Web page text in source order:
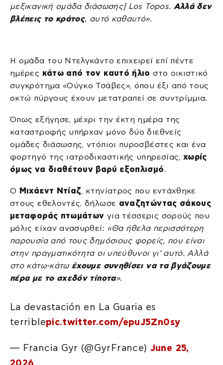
μεξικανική ομάδα διάσωσης] Los Topos. Αλλά δεν
βλέπεις το κράτος, αυτό καθαυτό».
Η ομάδα του Ντελγκάντο επιχειρεί επί πέντε
ημέρες κάτω από τον καυτό ήλιο στο οικιστικό
συγκρότημα «Ούγκο Τσάβες», όπου έξι από τους
οκτώ πύργους έχουν μετατραπεί σε συντρίμμια.
Όπως εξήγησε, μέχρι την έκτη ημέρα της
καταστροφής υπήρχαν μόνο δύο διεθνείς
ομάδες διάσωσης, ντόπιοι πυροσβέστες και ένα
φορτηγό της ιατροδικαστικής υπηρεσίας,χωρίς
όμως να διαθέτουν βαρύ εξοπλισμό.
Ο Μιχάεντ Ντίαζ, κτηνίατρος που εντάχθηκε
στους εθελοντές, δήλωσε αναζητώντας σάκους
μεταφοράς πτωμάτων για τέσσερις σορούς που
μόλις είχαν ανασυρθεί: «Θα ήθελα περισσότερη
παρουσία από τους δημόσιους φορείς, που είναι
στην πραγματικότητα οι υπεύθυνοι γι’ αυτό. Αλλά
στο κάτω-κάτω έχουμε συνηθίσει να τα βγάζουμε
πέρα με το σχεδόν τίποτα».
La devastación en La Guaria es
terriblepic.twitter.com/epuJ5Zn0sy
— Francia Gyr (@GyrFrance) June 25,
2026